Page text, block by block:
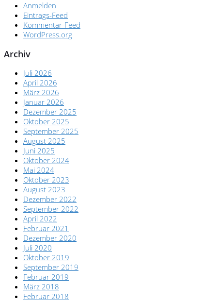
Anmelden
Eintrags-Feed
Kommentar-Feed
WordPress.org
Archiv
Juli 2026
April 2026
März 2026
Januar 2026
Dezember 2025
Oktober 2025
September 2025
August 2025
Juni 2025
Oktober 2024
Mai 2024
Oktober 2023
August 2023
Dezember 2022
September 2022
April 2022
Februar 2021
Dezember 2020
Juli 2020
Oktober 2019
September 2019
Februar 2019
März 2018
Februar 2018